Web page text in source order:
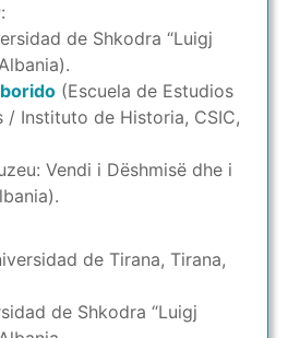
:
de Shkodra “Luigj
(Escuela de Estudios
/ Instituto de Historia, CSIC,
Vendi i Dëshmisë dhe i
de Tirana, Tirana,
de Shkodra “Luigj